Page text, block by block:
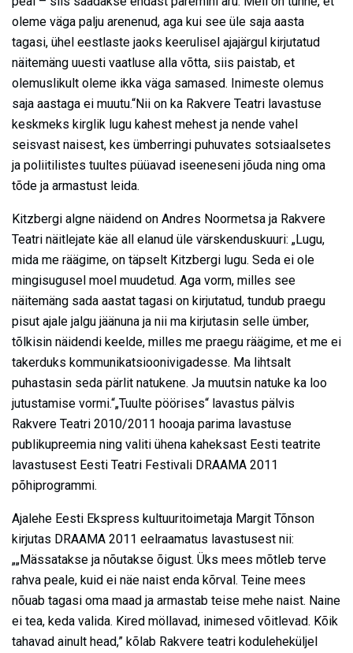
oleme väga palju arenenud, aga kui see üle saja aasta
tagasi, ühel eestlaste jaoks keerulisel ajajärgul kirjutatud
näitemäng uuesti vaatluse alla võtta, siis paistab, et
olemuslikult oleme ikka väga samased. Inimeste olemus
saja aastaga ei muutu.“Nii on ka Rakvere Teatri lavastuse
keskmeks kirglik lugu kahest mehest ja nende vahel
seisvast naisest, kes ümberringi puhuvates sotsiaalsetes
ja poliitilistes tuultes püüavad iseeneseni jõuda ning oma
tõde ja armastust leida.
Kitzbergi algne näidend on Andres Noormetsa ja Rakvere
Teatri näitlejate käe all elanud üle värskenduskuuri: „Lugu,
mida me räägime, on täpselt Kitzbergi lugu. Seda ei ole
mingisugusel moel muudetud. Aga vorm, milles see
näitemäng sada aastat tagasi on kirjutatud, tundub praegu
pisut ajale jalgu jäänuna ja nii ma kirjutasin selle ümber,
tõlkisin näidendi keelde, milles me praegu räägime, et me ei
takerduks kommunikatsioonivigadesse. Ma lihtsalt
puhastasin seda pärlit natukene. Ja muutsin natuke ka loo
jutustamise vormi.“„Tuulte pöörises“ lavastus pälvis
Rakvere Teatri 2010/2011 hooaja parima lavastuse
publikupreemia ning valiti ühena kaheksast Eesti teatrite
lavastusest Eesti Teatri Festivali DRAAMA 2011
põhiprogrammi.
Ajalehe Eesti Ekspress kultuuritoimetaja Margit Tõnson
kirjutas DRAAMA 2011 eelraamatus lavastusest nii:
„„Mässatakse ja nõutakse õigust. Üks mees mõtleb terve
rahva peale, kuid ei näe naist enda kõrval. Teine mees
nõuab tagasi oma maad ja armastab teise mehe naist. Naine
ei tea, keda valida. Kired möllavad, inimesed võitlevad. Kõik
tahavad ainult head,” kõlab Rakvere teatri koduleheküljel